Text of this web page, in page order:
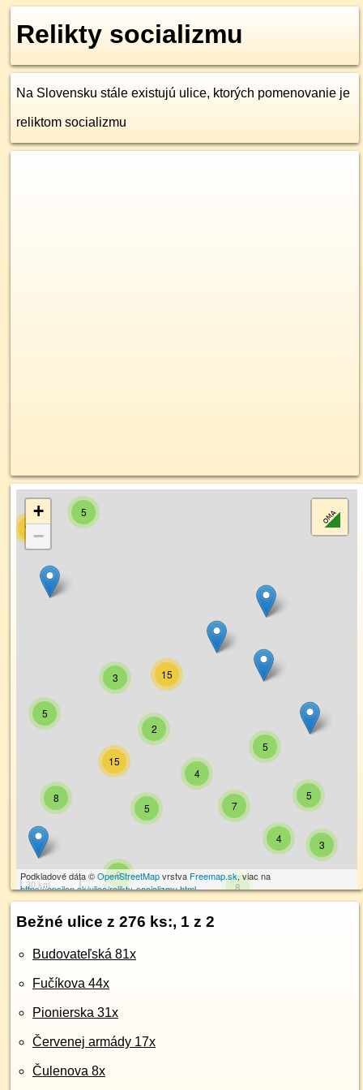
Relikty socializmu
Na Slovensku stále existujú ulice, ktorých pomenovanie je
reliktom socializmu
2
3
3
4
15
8
8
5
5
5
15
5
15
7
8
5
4
11
+
−
30 km
Podkladové dáta ©OpenStreetMapvrstva Freemap.sk, viac na
https://epsilon.sk/ulice/relikty-socializmu.html
Bežné ulice z 276 ks:, 1 z 2
Budovateľská 81x
Fučíkova 44x
Pionierska 31x
Červenej armády 17x
Čulenova 8x